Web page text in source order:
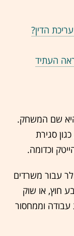
הדין?
העתיד
היא שם המשחק.
סגירת
וכדומה.
עבור משרדים
חוץ, או שוק
עבודה וממחסור